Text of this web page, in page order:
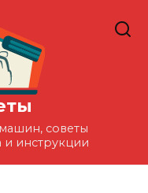
советы
и инструкции